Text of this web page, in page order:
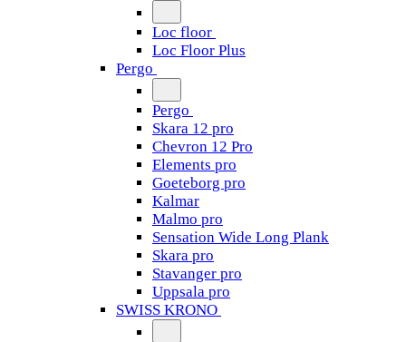
Loc floor
Loc Floor Plus
Pergo
Pergo
Skara 12 pro
Chevron 12 Pro
Elements pro
Goeteborg pro
Kalmar
Malmo pro
Sensation Wide Long Plank
Skara pro
Stavanger pro
Uppsala pro
SWISS KRONO